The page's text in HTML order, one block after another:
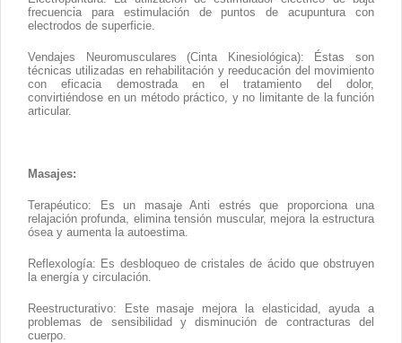
frecuencia para estimulación de puntos de acupuntura con
electrodos de superficie.
Vendajes Neuromusculares (Cinta Kinesiológica): Éstas son
técnicas utilizadas en rehabilitación y reeducación del movimiento
con eficacia demostrada en el tratamiento del dolor,
convirtiéndose en un método práctico, y no limitante de la función
articular.
Masajes:
Terapéutico: Es un masaje Anti estrés que proporciona una
relajación profunda, elimina tensión muscular, mejora la estructura
ósea y aumenta la autoestima.
Reflexología: Es desbloqueo de cristales de ácido que obstruyen
la energía y circulación.
Reestructurativo: Este masaje mejora la elasticidad, ayuda a
problemas de sensibilidad y disminución de contracturas del
cuerpo.